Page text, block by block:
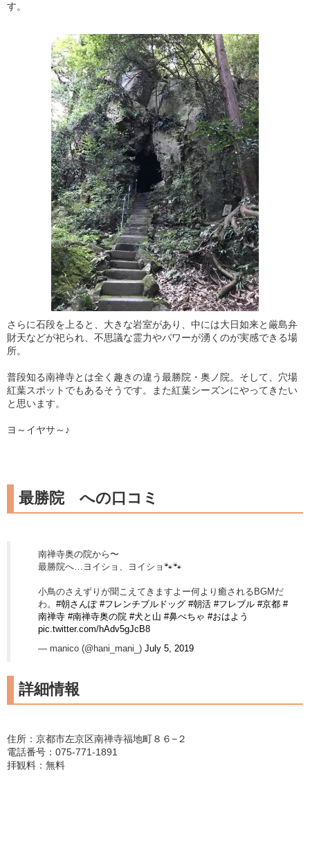
す。
さらに石段を上ると、大きな岩室があり、中には大日如来と厳島弁
財天などが祀られ、不思議な霊力やパワーが湧くのが実感できる場
所。
普段知る南禅寺とは全く趣きの違う最勝院・奥ノ院。そして、穴場
紅葉スポットでもあるそうです。また紅葉シーズンにやってきたい
と思います。
ヨ～イヤサ～♪
最勝院 への口コミ
南禅寺奥の院から〜
最勝院へ…ヨイショ、ヨイショ🐾🐾
小鳥のさえずりが聞こえてきますよー何より癒されるBGMだ
わ。 #朝さんぽ #フレンチブルドッグ #朝活 #フレブル #京都 #
南禅寺 #南禅寺奥の院 #犬と山 #鼻ぺちゃ #おはよう
pic.twitter.com/hAdv5gJcB8
— manico (@hani_mani_) July 5, 2019
詳細情報
住所：京都市左京区南禅寺福地町８６−２
電話番号：075-771-1891
拝観料：無料